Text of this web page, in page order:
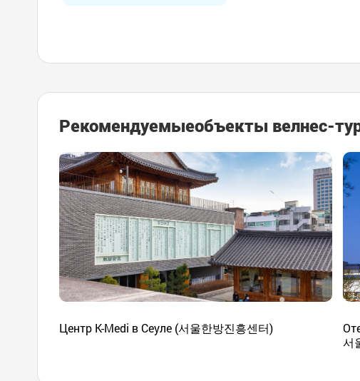
Рекомендуемыеобъекты велнес-
Центр K-Medi в Сеуле (서울한방진흥센터)
서